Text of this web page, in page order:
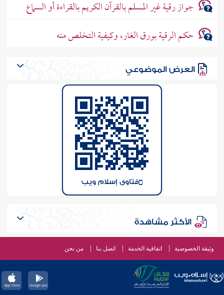
جواز رقية غير المسلم بالقرآن الكريم بالقراءة أو السماع
حكم الرقية بورق الغار، وكيفية التخلص منه
العرض الموضوعي
فتاوى إسلام ويب
الأكثر مشاهدة
وثيقة الخصوصية اتفاقية الخدمة اتصل بنا من نحن